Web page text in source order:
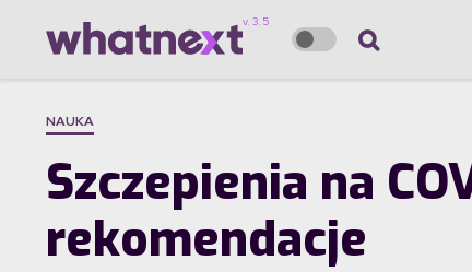
NAUKA
Szczepienia na
rekomendacje